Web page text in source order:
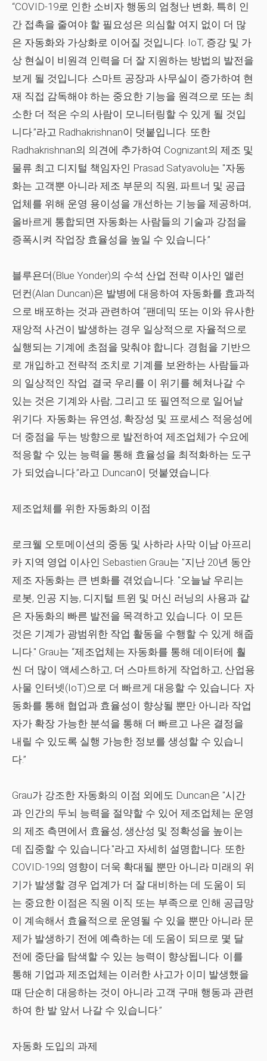
“COVID-19로 인한 소비자 행동의 엄청난 변화, 특히 인
간 접촉을 줄여야 할 필요성은 의심할 여지 없이 더 많
은 자동화와 가상화로 이어질 것입니다. IoT, 증강 및 가
상 현실이 비원격 인력을 더 잘 지원하는 방법의 발전을
보게 될 것입니다. 스마트 공장과 사무실이 증가하여 현
재 직접 감독해야 하는 중요한 기능을 원격으로 또는 최
소한 더 적은 수의 사람이 모니터링할 수 있게 될 것입
니다.”라고 Radhakrishnan이 덧붙입니다. 또한
Radhakrishnan의 의견에 추가하여 Cognizant의 제조 및
물류 최고 디지털 책임자인 Prasad Satyavolu는 "자동
화는 고객뿐 아니라 제조 부문의 직원, 파트너 및 공급
업체를 위해 운영 용이성을 개선하는 기능을 제공하며,
올바르게 통합되면 자동화는 사람들의 기술과 강점을
증폭시켜 작업장 효율성을 높일 수 있습니다.”
블루욘더(Blue Yonder)의 수석 산업 전략 이사인 앨런
던컨(Alan Duncan)은 발병에 대응하여 자동화를 효과적
으로 배포하는 것과 관련하여 “팬데믹 또는 이와 유사한
재앙적 사건이 발생하는 경우 일상적으로 자율적으로
실행되는 기계에 초점을 맞춰야 합니다. 경험을 기반으
로 개입하고 전략적 조치로 기계를 보완하는 사람들과
의 일상적인 작업. 결국 우리를 이 위기를 헤쳐나갈 수
있는 것은 기계와 사람, 그리고 또 필연적으로 일어날
위기다. 자동화는 유연성, 확장성 및 프로세스 적응성에
더 중점을 두는 방향으로 발전하여 제조업체가 수요에
적응할 수 있는 능력을 통해 효율성을 최적화하는 도구
가 되었습니다.”라고 Duncan이 덧붙였습니다.
제조업체를 위한 자동화의 이점
로크웰 오토메이션의 중동 및 사하라 사막 이남 아프리
카 지역 영업 이사인 Sebastien Grau는 "지난 20년 동안
제조 자동화는 큰 변화를 겪었습니다. "오늘날 우리는
로봇, 인공 지능, 디지털 트윈 및 머신 러닝의 사용과 같
은 자동화의 빠른 발전을 목격하고 있습니다. 이 모든
것은 기계가 광범위한 작업 활동을 수행할 수 있게 해줍
니다." Grau는 “제조업체는 자동화를 통해 데이터에 훨
씬 더 많이 액세스하고, 더 스마트하게 작업하고, 산업용
사물 인터넷(IoT)으로 더 빠르게 대응할 수 있습니다. 자
동화를 통해 협업과 효율성이 향상될 뿐만 아니라 작업
자가 확장 가능한 분석을 통해 더 빠르고 나은 결정을
내릴 수 있도록 실행 가능한 정보를 생성할 수 있습니
다.”
Grau가 강조한 자동화의 이점 외에도 Duncan은 "시간
과 인간의 두뇌 능력을 절약할 수 있어 제조업체는 운영
의 제조 측면에서 효율성, 생산성 및 정확성을 높이는
데 집중할 수 있습니다."라고 자세히 설명합니다. 또한
COVID-19의 영향이 더욱 확대될 뿐만 아니라 미래의 위
기가 발생할 경우 업계가 더 잘 대비하는 데 도움이 되
는 중요한 이점은 직원 이직 또는 부족으로 인해 공급망
이 계속해서 효율적으로 운영될 수 있을 뿐만 아니라 문
제가 발생하기 전에 예측하는 데 도움이 되므로 몇 달
전에 중단을 탐색할 수 있는 능력이 향상됩니다. 이를
통해 기업과 제조업체는 이러한 사고가 이미 발생했을
때 단순히 대응하는 것이 아니라 고객 구매 행동과 관련
하여 한 발 앞서 나갈 수 있습니다.”
자동화 도입의 과제